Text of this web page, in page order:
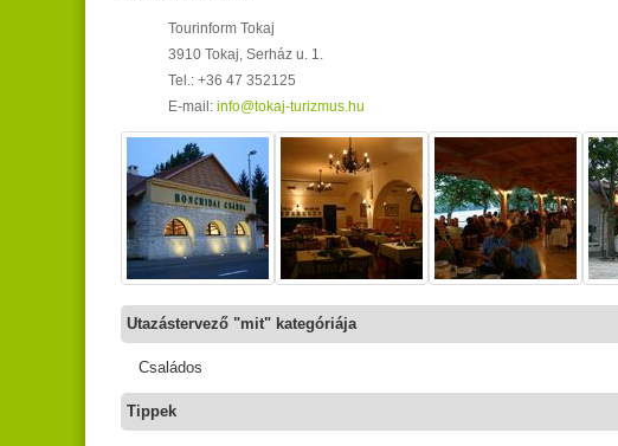
Tourinform Tokaj
3910 Tokaj, Serház u. 1.
Tel.: +36 47 352125
E-mail: info@tokaj-turizmus.hu
Utazástervező "mit" kategóriája
Családos
Tippek